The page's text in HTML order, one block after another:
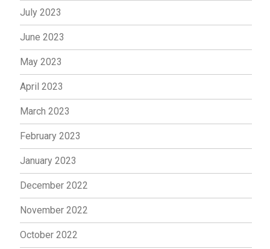
July 2023
June 2023
May 2023
April 2023
March 2023
February 2023
January 2023
December 2022
November 2022
October 2022